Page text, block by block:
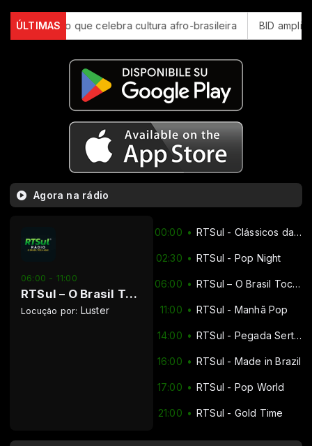
ÚLTIMAS
evento que celebra cultura afro-brasileira BID amplia para
Agora na rádio
06:00 - 11:00
RTSul – O Brasil Toca Aqui (Sertanejo, Pagode e MPB)
Locução por: Luster
00:00 RTSul - Clássicos da MPB
02:30 RTSul - Pop Night
06:00 RTSul – O Brasil Toca Aqui (Sertanejo, Pagode e MPB)
11:00 RTSul - Manhã Pop
14:00 RTSul - Pegada Sertaneja
16:00 RTSul - Made in Brazil
17:00 RTSul - Pop World
21:00 RTSul - Gold Time